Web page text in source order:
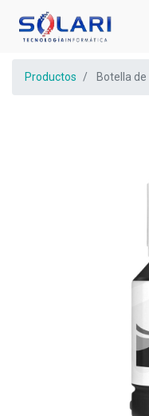
Productos Botella